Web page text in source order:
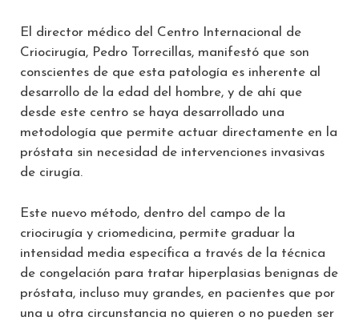
El director médico del Centro Internacional de
Criocirugía, Pedro Torrecillas, manifestó que son
conscientes de que esta patología es inherente al
desarrollo de la edad del hombre, y de ahí que
desde este centro se haya desarrollado una
metodología que permite actuar directamente en la
próstata sin necesidad de intervenciones invasivas
de cirugía.
Este nuevo método, dentro del campo de la
criocirugía y criomedicina, permite graduar la
intensidad media específica a través de la técnica
de congelación para tratar hiperplasias benignas de
próstata, incluso muy grandes, en pacientes que por
una u otra circunstancia no quieren o no pueden ser